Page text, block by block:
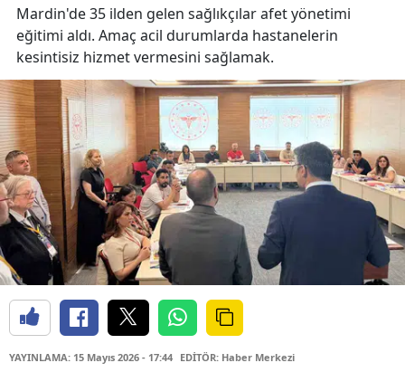
Mardin'de 35 ilden gelen sağlıkçılar afet yönetimi
eğitimi aldı. Amaç acil durumlarda hastanelerin
kesintisiz hizmet vermesini sağlamak.
YAYINLAMA: 15 Mayıs 2026 - 17:44 EDİTÖR: Haber Merkezi